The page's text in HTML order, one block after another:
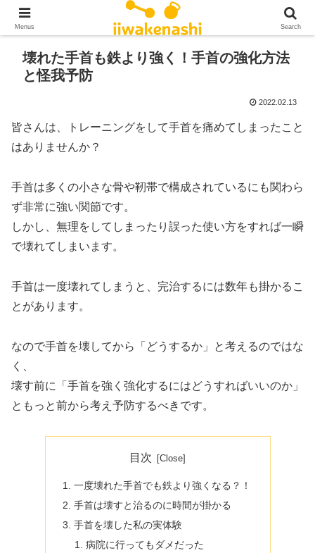
壊れた手首も鉄より強く！手首の強化方法
と怪我予防
2022.02.13
皆さんは、トレーニングをして手首を痛めてしまったこと
はありませんか？
手首は多くの小さな骨や靭帯で構成されているにも関わら
ず非常に強い関節です。
しかし、無理をしてしまったり誤った使い方をすれば一瞬
で壊れてしまいます。
手首は一度壊れてしまうと、完治するには数年も掛かるこ
とがあります。
なので手首を壊してから「どうするか」と考えるのではな
く、
壊す前に「手首を強く強化するにはどうすればいいのか」
ともっと前から考え予防するべきです。
目次
一度壊れた手首でも鉄より強くなる？！
手首は壊すと治るのに時間が掛かる
手首を壊した私の実体験
病院に行ってもダメだった
Menus Search